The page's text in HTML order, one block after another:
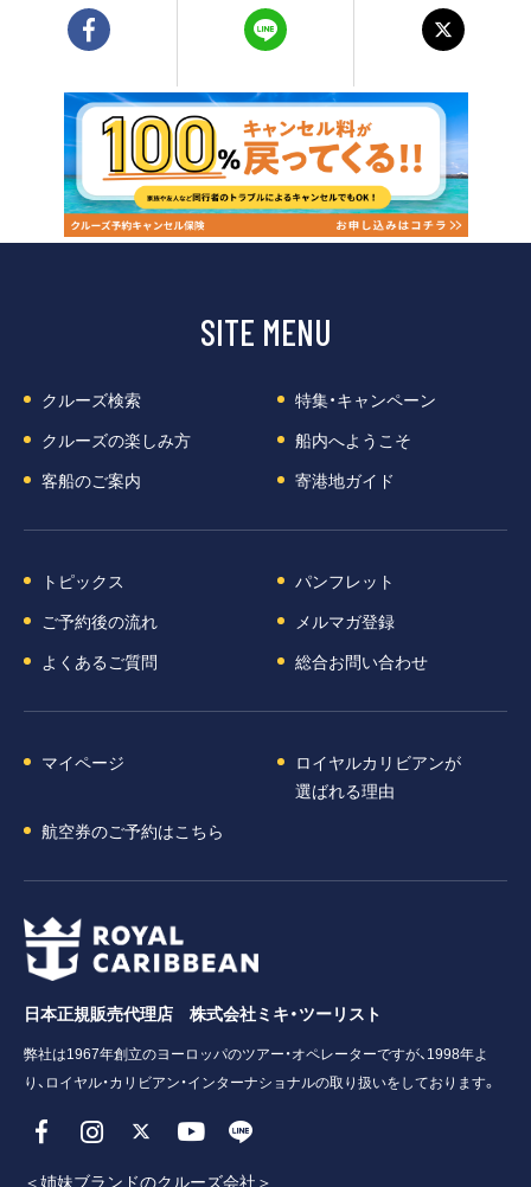
SITE MENU
クルーズ検索
特集・キャンペーン
クルーズの楽しみ方
船内へようこそ
客船のご案内
寄港地ガイド
トピックス
パンフレット
ご予約後の流れ
メルマガ登録
よくあるご質問
総合お問い合わせ
マイページ
ロイヤルカリビアンが
選ばれる理由
航空券のご予約はこちら
日本正規販売代理店 株式会社ミキ・ツーリスト
弊社は1967年創立のヨーロッパのツアー・オペレーターですが、1998年よ
り、ロイヤル・カリビアン・インターナショナルの取り扱いをしております。
＜姉妹ブランドのクルーズ会社＞